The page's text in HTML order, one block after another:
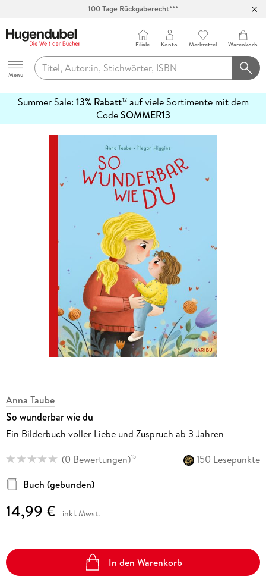
100 Tage Rückgaberecht***
Hugendubel
Menu
Filiale Konto Merkzettel Warenkorb
Summer Sale: 13% Rabatt12auf viele Sortimente mit dem
CodeSOMMER13
erfahren
Anna Taube
So wunderbar wie du
Ein Bilderbuch voller Liebe und Zuspruch ab 3 Jahren
(0 Bewertungen)15
150 Lesepunkte
Buch (gebunden)
14,99 € inkl. Mwst.
In den Warenkorb